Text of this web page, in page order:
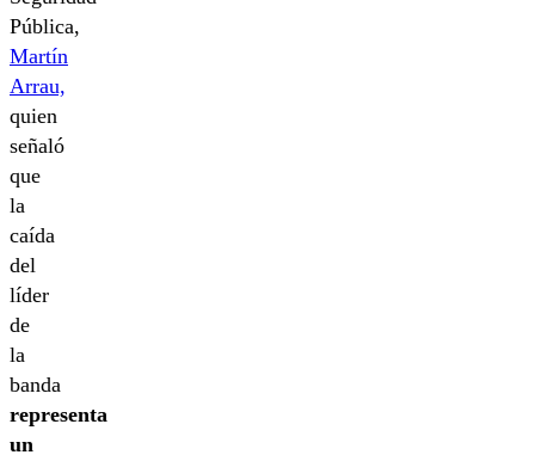
Pública,
Martín
Arrau,
quien
señaló
que
la
caída
del
líder
de
la
banda
representa
un